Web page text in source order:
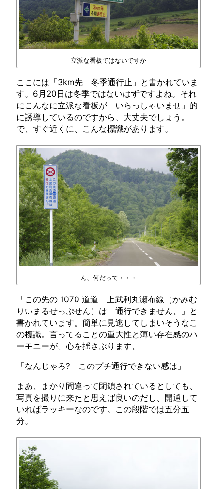
立派な看板ではないですか
ここには「3km先 冬季通行止」と書かれていま
す。6月20日は冬季ではないはずですよね。それ
にこんなに立派な看板が「いらっしゃいませ」的
に誘導しているのですから、大丈夫でしょう。
で、すぐ近くに、こんな標識があります。
ん、何だって・・・
「この先の 1070 道道 上武利丸瀬布線（かみむ
りいまるせっぷせん）は 通行できません。」と
書かれています。簡単に見逃してしまいそうなこ
の標識。言ってることの重大性と薄い存在感のハ
ーモニーが、心を揺さぶります。
「なんじゃろ? このプチ通行できない感は」
まあ、まかり間違って閉鎖されているとしても、
写真を撮りに来たと思えば良いのだし、開通して
いればラッキーなのです。この段階では五分五
分。